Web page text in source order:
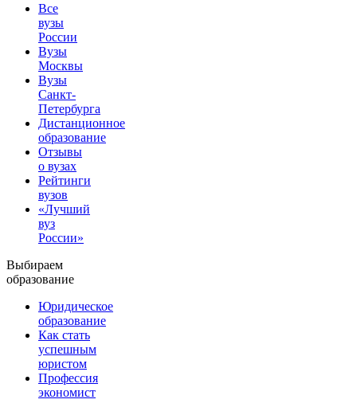
Все
вузы
России
Вузы
Москвы
Вузы
Санкт-
Петербурга
Дистанционное
образование
Отзывы
о вузах
Рейтинги
вузов
«Лучший
вуз
России»
Выбираем
образование
Юридическое
образование
Как стать
успешным
юристом
Профессия
экономист